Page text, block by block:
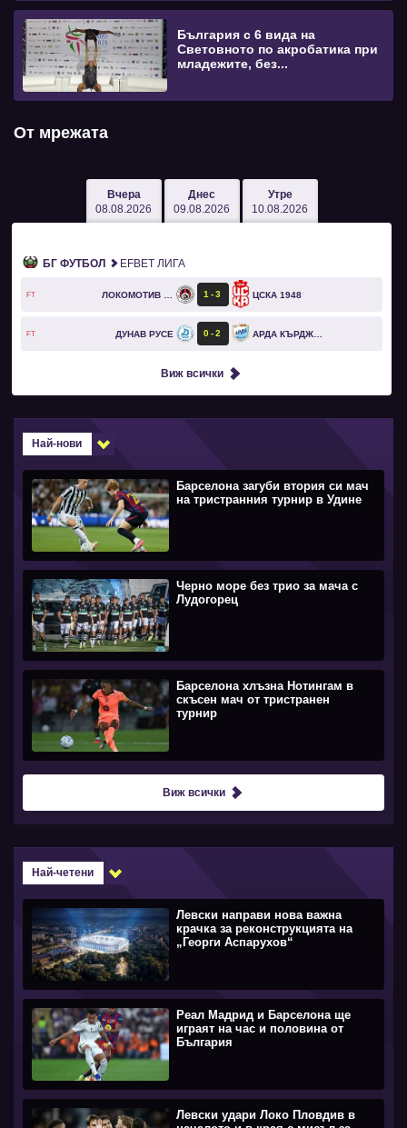
България с 6 вида на
Световното по акробатика при
младежите, без...
От мрежата
Вчера
08.08.2026
Днес
09.08.2026
Утре
10.08.2026
БГ ФУТБОЛ EFBET ЛИГА
FT 1 3 ЦСКА 1948
FT ДУНАВ РУСЕ 0 2 АРДА КЪРДЖАЛИ
Виж всички
Най-нови
Барселона загуби втория си мач
на тристранния турнир в Удине
Черно море без трио за мача с
Лудогорец
Барселона хлъзна Нотингам в
скъсен мач от тристранен
турнир
Виж всички
Най-четени
Левски направи нова важна
крачка за реконструкцията на
„Георги Аспарухов“
Реал Мадрид и Барселона ще
играят на час и половина от
България
Левски удари Локо Пловдив в